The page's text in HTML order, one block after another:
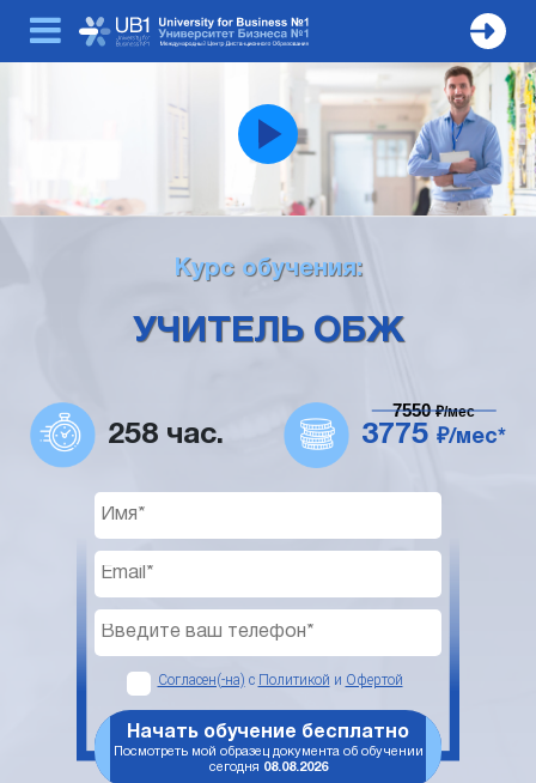
Курс обучения:
УЧИТЕЛЬ ОБЖ
258 час. 3775 ₽/мес*
7550₽/мес
Согласен(-на) с Политикой и Офертой
Начать обучение бесплатно
Посмотреть мой образец документа об обучении
сегодня 08.08.2026